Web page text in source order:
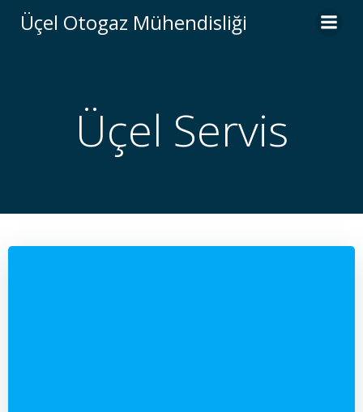
geç
Üçel Otogaz Mühendisliği
Üçel Servis